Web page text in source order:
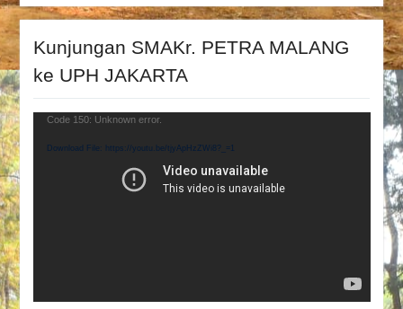
Kunjungan SMAKr. PETRA MALANG
ke UPH JAKARTA
Video
Code 150: Unknown error.
Download File: https://youtu.be/tjyApHzZWi8?_=1